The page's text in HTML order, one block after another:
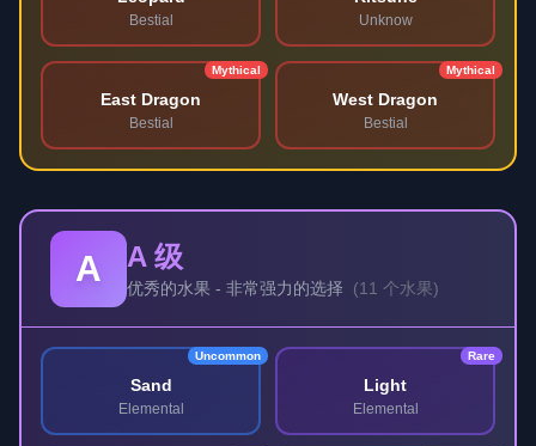
Bestial Unknow
Mythical
East Dragon
Bestial
Mythical
West Dragon
Bestial
A A 级
优秀的水果 - 非常强力的选择 (11 个水果)
Uncommon
Sand
Elemental
Rare
Light
Elemental